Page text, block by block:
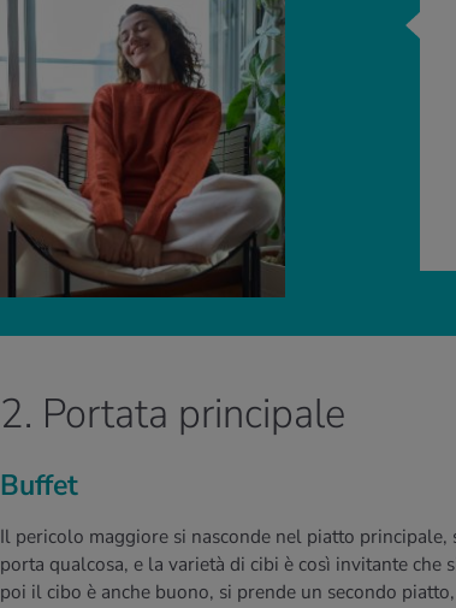
2. Portata principale
Buffet
Il pericolo maggiore si nasconde nel piatto
porta qualcosa, e la varietà di cibi è così invitante che
poi il cibo è anche buono, si prende un secondo